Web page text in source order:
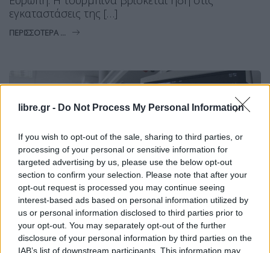
libre.gr - Do Not Process My Personal Information
If you wish to opt-out of the sale, sharing to third parties, or
processing of your personal or sensitive information for
targeted advertising by us, please use the below opt-out
section to confirm your selection. Please note that after your
opt-out request is processed you may continue seeing
interest-based ads based on personal information utilized by
us or personal information disclosed to third parties prior to
your opt-out. You may separately opt-out of the further
disclosure of your personal information by third parties on the
IAB’s list of downstream participants. This information may
εγκαταστάσεις της […]
ΠΕΡΙΣΣΌΤΕΡΑ ...
BACKSTAGE